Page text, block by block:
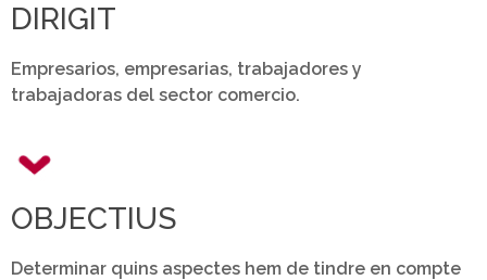
DIRIGIT
Empresarios, empresarias, trabajadores y
trabajadoras del sector comercio.
OBJECTIUS
Determinar quins aspectes hem de tindre en compte